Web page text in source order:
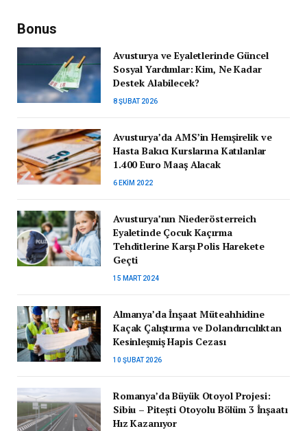
Bonus
Avusturya ve Eyaletlerinde Güncel
Sosyal Yardımlar: Kim, Ne Kadar
Destek Alabilecek?
8 ŞUBAT 2026
Avusturya’da AMS’in Hemşirelik ve
Hasta Bakıcı Kurslarına Katılanlar
1.400 Euro Maaş Alacak
6 EKIM 2022
Avusturya’nın Niederösterreich
Eyaletinde Çocuk Kaçırma
Tehditlerine Karşı Polis Harekete
Geçti
15 MART 2024
Almanya’da İnşaat Müteahhidine
Kaçak Çalıştırma ve Dolandırıcılıktan
Kesinleşmiş Hapis Cezası
10 ŞUBAT 2026
Romanya’da Büyük Otoyol Projesi:
Sibiu – Pitești Otoyolu Bölüm 3 İnşaatı
Hız Kazanıyor